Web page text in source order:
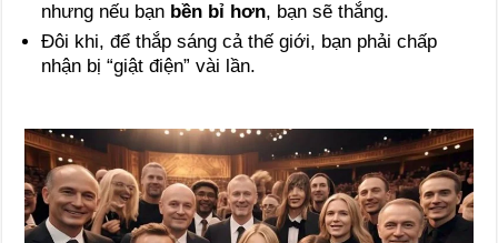
nhưng nếu bạn bền bỉ hơn, bạn sẽ thắng.
Đôi khi, để thắp sáng cả thế giới, bạn phải chấp
nhận bị “giật điện” vài lần.